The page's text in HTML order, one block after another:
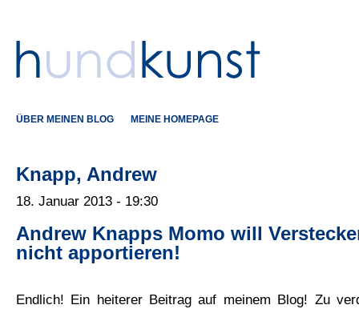
ÜBER MEINEN BLOG MEINE HOMEPAGE
Knapp, Andrew
18. Januar 2013 - 19:30
Andrew Knapps Momo will
nicht apportieren!
Endlich! Ein heiterer Beitrag auf meinem Blog! Zu